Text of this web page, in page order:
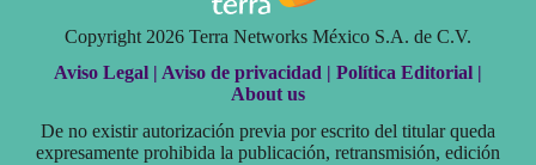
Copyright 2026 Terra Networks México S.A. de C.V.
Aviso Legal | Aviso de privacidad | Política Editorial |
About us
De no existir autorización previa por escrito del titular queda
expresamente prohibida la publicación, retransmisión, edición